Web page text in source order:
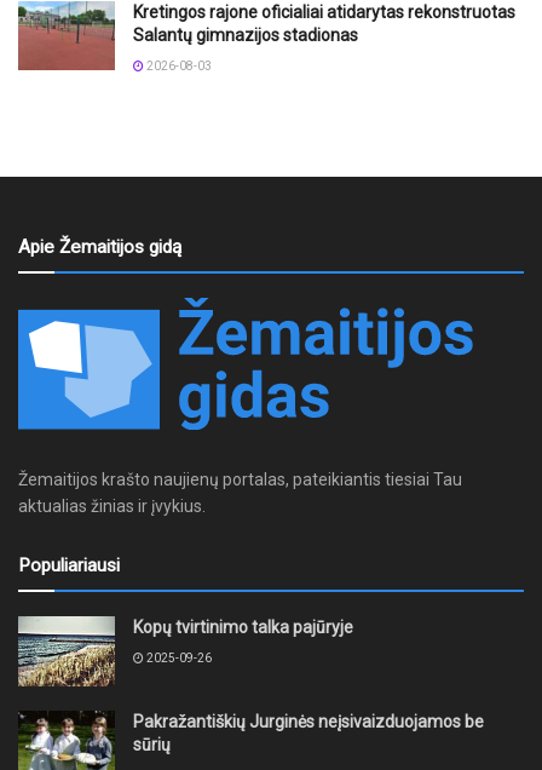
Kretingos rajone oficialiai atidarytas rekonstruotas
Salantų gimnazijos stadionas
2026-08-03
Apie Žemaitijos gidą
Žemaitijos krašto naujienų portalas, pateikiantis tiesiai Tau
aktualias žinias ir įvykius.
Populiariausi
Kopų tvirtinimo talka pajūryje
2025-09-26
Pakražantiškių Jurginės neįsivaizduojamos be
sūrių